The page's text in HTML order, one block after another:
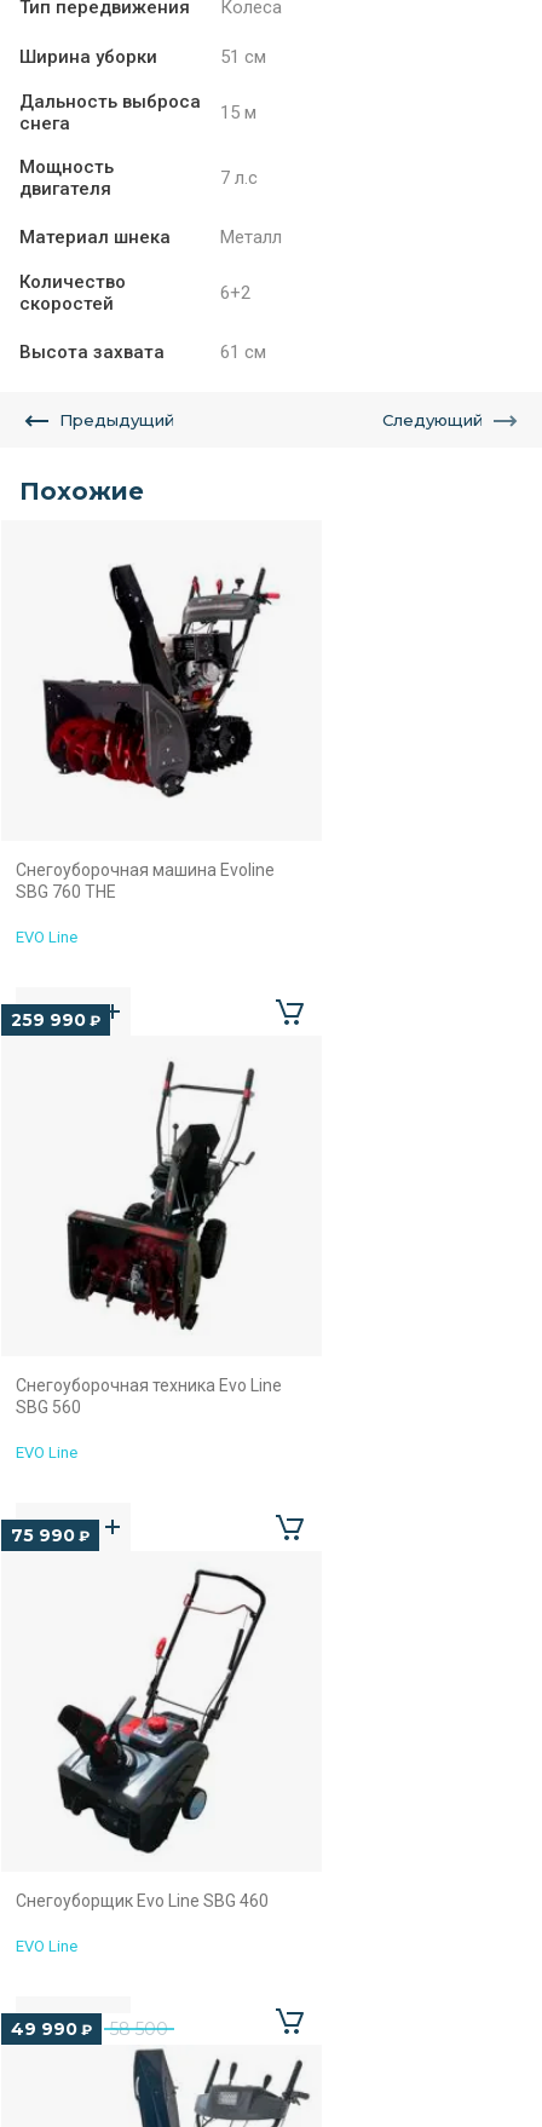
Тип передвижения Колеса
Ширина уборки 51 см
Дальность выброса
снега
15 м
Мощность
двигателя
7 л.с
Материал шнека Металл
Количество
скоростей
6+2
Высота захвата 61 см
Предыдущий Следующий
Похожие
Снегоуборочная машина Evoline
SBG 760 THE
EVO Line
259 990 ₽
Снегоуборочная техника Evo Line
SBG 560
EVO Line
75 990 ₽
Снегоуборщик Evo Line SBG 460
EVO Line
58 500
49 990 ₽